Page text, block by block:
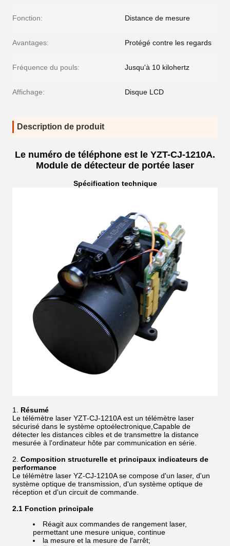
Fonction: Distance de mesure
Avantages: Protégé contre les regards
Fréquence du pouls: Jusqu'à 10 kilohertz
Affichage: Disque LCD
Description de produit
Le numéro de téléphone est le YZT-CJ-1210A.
Module de détecteur de portée laser
Spécification technique
Résumé
Le télémètre laser YZT-CJ-1210A est un télémètre laser
sécurisé dans le système optoélectronique,Capable de
détecter les distances cibles et de transmettre la distance
mesurée à l'ordinateur hôte par communication en série.
Composition structurelle et principaux indicateurs de
performance
Le télémètre laser YZ-CJ-1210A se compose d'un laser, d'un
système optique de transmission, d'un système optique de
réception et d'un circuit de commande.
2.1 Fonction principale
Réagit aux commandes de rangement laser,
permettant une mesure unique, continue
la mesure et la mesure de l'arrêt;